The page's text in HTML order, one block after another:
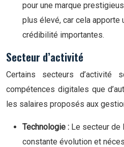
pour une marque
plus élevé, car cela apporte
crédibilité importantes.
Secteur d’activité
Certains secteurs d’activité
compétences digitales que
les salaires proposés aux
Technologie : Le secteur de
constante évolution et